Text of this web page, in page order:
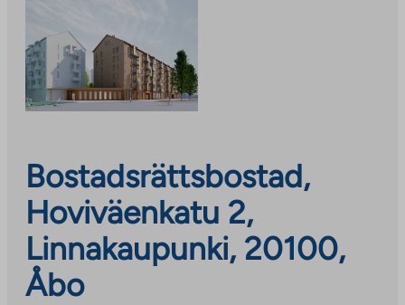
Bostadsrättsbostad,
Hoviväenkatu 2,
Linnakaupunki, 20100,
Åbo